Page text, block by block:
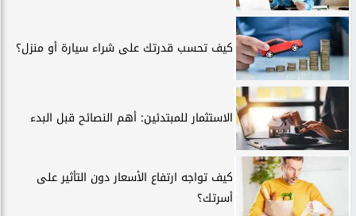
كيف تحسب قدرتك على شراء سيارة أو منزل؟
الاستثمار للمبتدئين: أهم النصائح قبل البدء
كيف تواجه ارتفاع الأسعار دون التأثير على
أسرتك؟